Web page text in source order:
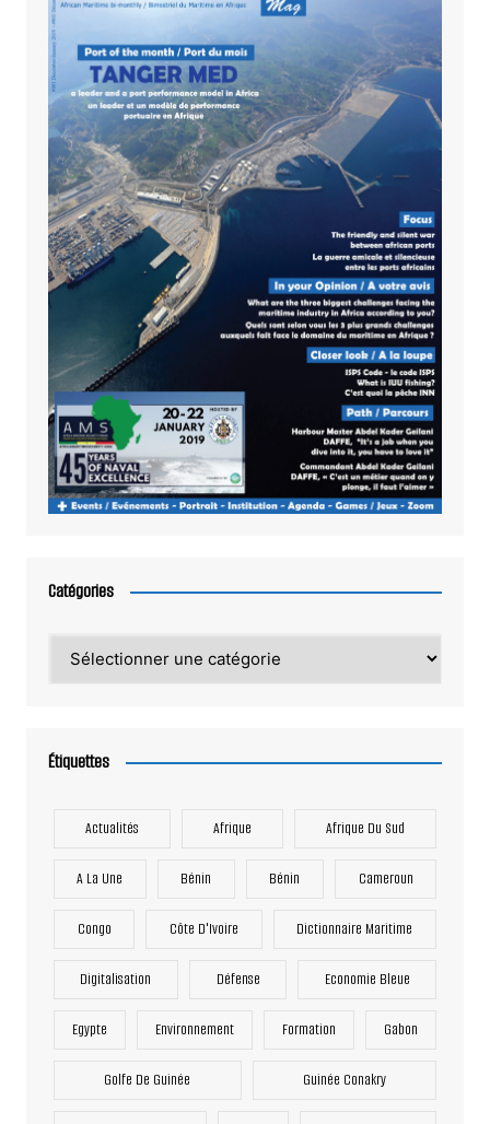
Catégories
Étiquettes
Actualités Afrique Afrique Du Sud
A La Une Bénin Bénin Cameroun
Congo Côte D'Ivoire Dictionnaire Maritime
Digitalisation Défense Economie Bleue
Egypte Environnement Formation Gabon
Golfe De Guinée Guinée Conakry